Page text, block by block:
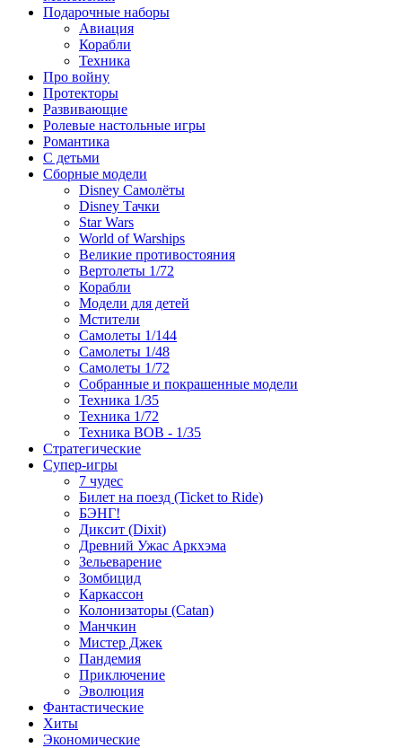
Подарочные наборы
Авиация
Корабли
Техника
Про войну
Протекторы
Развивающие
Ролевые настольные игры
Романтика
С детьми
Сборные модели
Disney Самолёты
Disney Тачки
Star Wars
World of Warships
Великие противостояния
Вертолеты 1/72
Корабли
Модели для детей
Мстители
Самолеты 1/144
Самолеты 1/48
Самолеты 1/72
Собранные и покрашенные модели
Техника 1/35
Техника 1/72
Техника ВОВ - 1/35
Стратегические
Супер-игры
7 чудес
Билет на поезд (Ticket to Ride)
БЭНГ!
Диксит (Dixit)
Древний Ужас Аркхэма
Зельеварение
Зомбицид
Каркассон
Колонизаторы (Catan)
Манчкин
Мистер Джек
Пандемия
Приключение
Эволюция
Фантастические
Хиты
Экономические